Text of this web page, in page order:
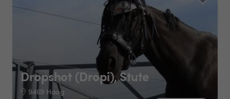
Dropshot (Dropi), Stute
9469 Haag